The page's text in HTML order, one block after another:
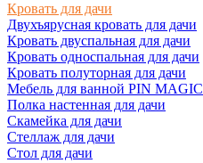
Кровать для дачи
Двухъярусная кровать для дачи
Кровать двуспальная для дачи
Кровать односпальная для дачи
Кровать полуторная для дачи
Мебель для ванной PIN MAGIC
Полка настенная для дачи
Скамейка для дачи
Стеллаж для дачи
Стол для дачи